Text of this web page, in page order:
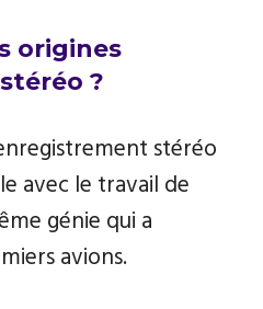
origines
?
stéréo
avec le travail de
génie qui a
avions.